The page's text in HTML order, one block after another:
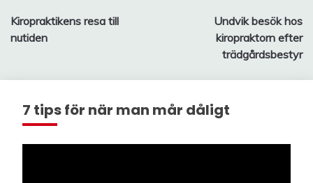
Inläggsnavigering
Kiropraktikens resa till
nutiden
Undvik besök hos
kiropraktorn efter
trädgårdsbestyr
7 tips för när man mår dåligt